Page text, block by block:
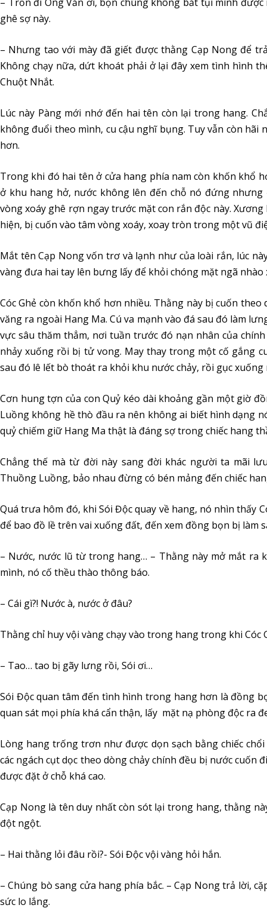
ghê sợ này.
– Nhưng tao với mày đã giết được thằng Cạp Nong để
Không chạy nữa, dứt khoát phải ở lại đây xem tình hình
Chuột Nhắt.
Lúc này Pàng mới nhớ đến hai tên còn lại trong hang.
không đuổi theo mình, cu cậu nghĩ bụng. Tuy vẫn còn
hơn.
Trong khi đó hai tên ở cửa hang phía nam còn khốn khổ
ở khu hang hở, nước không lên đến chỗ nó đứng
vòng xoáy ghê rợn ngay trước mặt con rắn độc này.
hiện, bị cuốn vào tâm vòng xoáy, xoay tròn trong một vũ
Mắt tên Cạp Nong vốn trơ và lạnh như của loài rắn, lúc
vàng đưa hai tay lên bưng lấy để khỏi chóng mặt ngã nhào
Cóc Ghẻ còn khốn khổ hơn nhiều. Thằng này bị cuốn
văng ra ngoài Hang Ma. Cú va mạnh vào đá sau đó làm
vực sâu thăm thẳm, nơi tuần trước đó nạn nhân của
nhảy xuống rồi bị tử vong. May thay trong một cố gắng
sau đó lê lết bò thoát ra khỏi khu nước chảy, rồi gục xuống
Cơn hung tợn của con Quỷ kéo dài khoảng gần một giờ
Luồng không hề thò đầu ra nên không ai biết hình dạng
quỷ chiếm giữ Hang Ma thật là đáng sợ trong chiếc hang
Chẳng thế mà từ đời này sang đời khác người ta mãi
Thuồng Luồng, bảo nhau đừng có bén mảng đến chiếc
Quá trưa hôm đó, khi Sói Độc quay về hang, nó nhìn thấy
để bao đồ lề trên vai xuống đất, đến xem đồng bọn bị làm
– Nước, nước lũ từ trong hang… – Thằng này mở mắt ra
mình, nó cố thều thào thông báo.
– Cái gì?! Nước à, nước ở đâu?
Thằng chỉ huy vội vàng chạy vào trong hang trong khi Cóc
– Tao… tao bị gãy lưng rồi, Sói ơi…
Sói Độc quan tâm đến tình hình trong hang hơn là đồng
quan sát mọi phía khá cẩn thận, lấy mặt nạ phòng độc ra
Lòng hang trống trơn như được dọn sạch bằng chiếc
các ngách cụt dọc theo dòng chảy chính đều bị nước
được đặt ở chỗ khá cao.
Cạp Nong là tên duy nhất còn sót lại trong hang, thằng
đột ngột.
– Hai thằng lỏi đâu rồi?- Sói Độc vội vàng hỏi hắn.
– Chúng bò sang cửa hang phía bắc. – Cạp Nong trả lời,
sức lo lắng.